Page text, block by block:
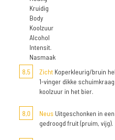
Kruidig
Body
Koolzuur
Alcohol
Intensit.
Nasmaak
8,5
Zicht Koperkleurig/bruin
1-vinger dikke
koolzuur in het bier.
8,0 Neus Uitgeschonken in
gedroogd fruit (pruim, vijg).